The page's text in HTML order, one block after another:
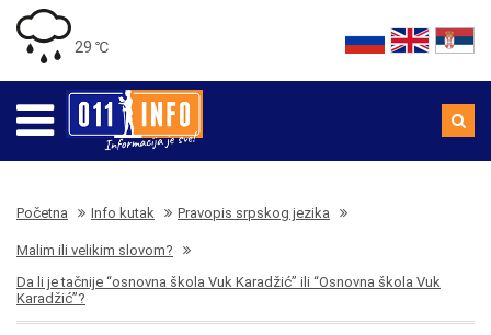
29 ℃
Početna Info kutak Pravopis srpskog jezika
Malim ili velikim slovom?
Da li je tačnije “osnovna škola Vuk Karadžić” ili “Osnovna škola Vuk
Karadžić”?